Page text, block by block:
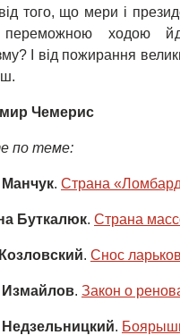
того, що мери і
переможною ходою
І від пожирання
Чемерис
по теме:
. Страна
Буткалюк. Страна
. Снос
. Закон о
.